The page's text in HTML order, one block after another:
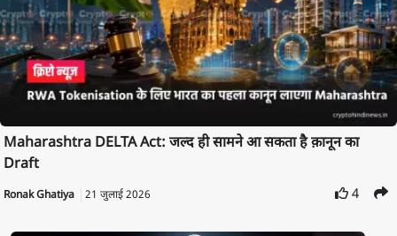
Maharashtra DELTA Act: जल्द ही सामने आ सकता है क़ानून का
Draft
Ronak Ghatiya 21 जुलाई 2026 4